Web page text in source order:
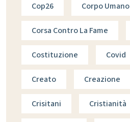
Cop26 Corpo Umano
Corsa Contro La Fame
Costituzione Covid
Creato Creazione
Crisitani Cristianità